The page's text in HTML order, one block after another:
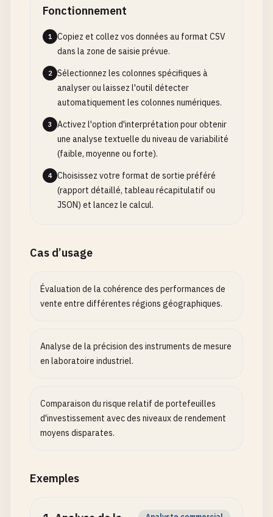
Fonctionnement
1
Copiez et collez vos données au format CSV
dans la zone de saisie prévue.
2
Sélectionnez les colonnes spécifiques à
analyser ou laissez l'outil détecter
automatiquement les colonnes numériques.
3
Activez l'option d'interprétation pour obtenir
une analyse textuelle du niveau de variabilité
(faible, moyenne ou forte).
4
Choisissez votre format de sortie préféré
(rapport détaillé, tableau récapitulatif ou
JSON) et lancez le calcul.
Cas d’usage
Évaluation de la cohérence des performances de
vente entre différentes régions géographiques.
Analyse de la précision des instruments de mesure
en laboratoire industriel.
Comparaison du risque relatif de portefeuilles
d'investissement avec des niveaux de rendement
moyens disparates.
Exemples